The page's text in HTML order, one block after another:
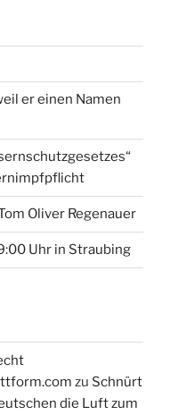
er einen Namen
Oliver Regenauer
Uhr in Straubing
zu Schnürt
die Luft zum